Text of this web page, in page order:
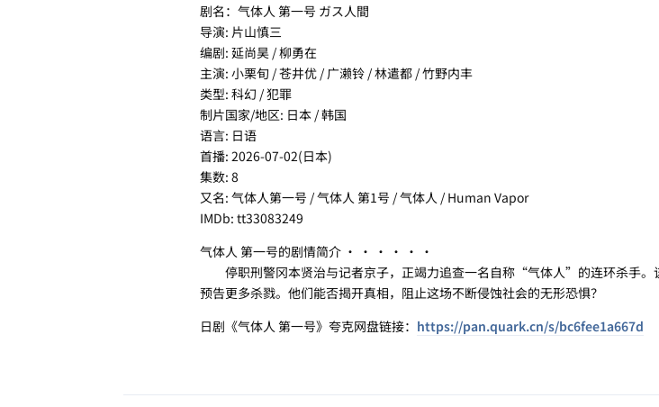
剧名：气体人 第一号 ガス人間
导演: 片山慎三
编剧: 延尚昊 / 柳勇在
主演: 小栗旬 / 苍井优 / 广濑铃 / 林遣都 / 竹野内丰
类型: 科幻 / 犯罪
制片国家/地区: 日本 / 韩国
语言: 日语
首播: 2026-07-02(日本)
集数: 8
又名: 气体人第一号 / 气体人 第1号 / 气体人 / Human Vapor
IMDb: tt33083249
气体人 第一号的剧情简介 · · · · · ·
停职刑警冈本贤治与记者京子，正竭力追查一名自称“气体人”的连环杀手。
预告更多杀戮。他们能否揭开真相，阻止这场不断侵蚀社会的无形恐惧？
日剧《气体人 第一号》夸克网盘链接： https://pan.quark.cn/s/bc6fee1a667d